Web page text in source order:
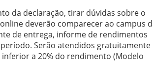
da declaração, tirar dúvidas sobre o
deverão comparecer ao campus
de entrega, informe de rendimentos
Serão atendidos gratuitamente
a 20% do rendimento (Modelo